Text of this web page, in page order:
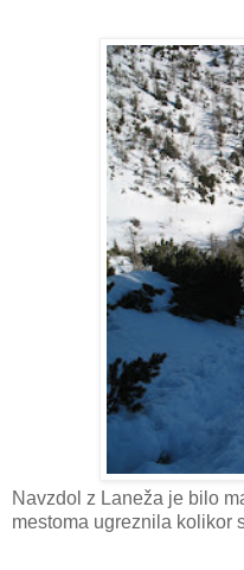
Navzdol z Laneža je bilo
mestoma ugreznila kolikor